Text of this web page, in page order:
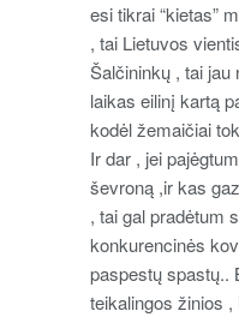
esi tikrai “kietas”
, tai Lietuvos
Šalčininkų , tai jau
laikas eilinį kartą
kodėl žemaičiai
Ir dar , jei
ševroną ,ir kas
, tai gal pradėtum
konkurencinės
paspestų spastų..
teikalingos žinios